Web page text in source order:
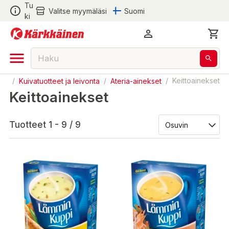
Tu
ki
Valitse myymäläsi Suomi
/ Kuivatuotteet ja leivonta / Ateria-ainekset / Keittoainekset
Keittoainekset
Tuotteet 1 - 9 / 9